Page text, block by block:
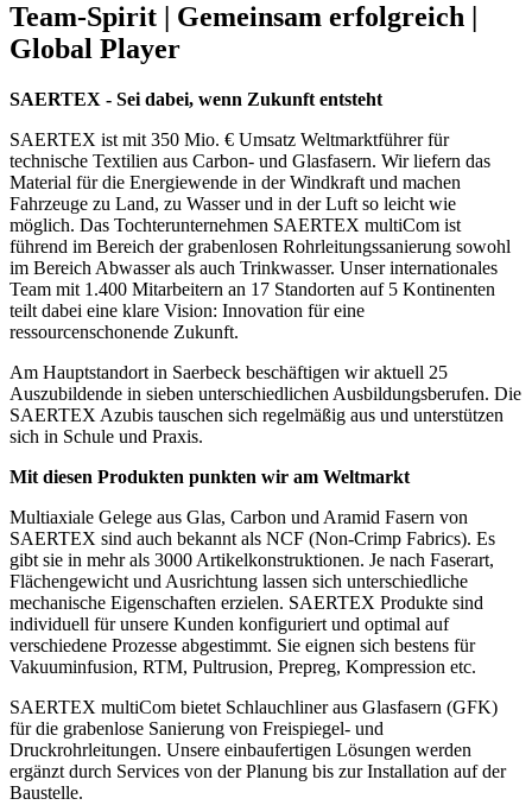
Team-Spirit | Gemeinsam erfolgreich |
Global Player
SAERTEX - Sei dabei, wenn Zukunft entsteht
SAERTEX ist mit 350 Mio. € Umsatz Weltmarktführer für
technische Textilien aus Carbon- und Glasfasern. Wir liefern das
Material für die Energiewende in der Windkraft und machen
Fahrzeuge zu Land, zu Wasser und in der Luft so leicht wie
möglich. Das Tochterunternehmen SAERTEX multiCom ist
führend im Bereich der grabenlosen Rohrleitungssanierung sowohl
im Bereich Abwasser als auch Trinkwasser. Unser internationales
Team mit 1.400 Mitarbeitern an 17 Standorten auf 5 Kontinenten
teilt dabei eine klare Vision: Innovation für eine
ressourcenschonende Zukunft.
Am Hauptstandort in Saerbeck beschäftigen wir aktuell 25
Auszubildende in sieben unterschiedlichen Ausbildungsberufen. Die
SAERTEX Azubis tauschen sich regelmäßig aus und unterstützen
sich in Schule und Praxis.
Mit diesen Produkten punkten wir am Weltmarkt
Multiaxiale Gelege aus Glas, Carbon und Aramid Fasern von
SAERTEX sind auch bekannt als NCF (Non-Crimp Fabrics). Es
gibt sie in mehr als 3000 Artikelkonstruktionen. Je nach Faserart,
Flächengewicht und Ausrichtung lassen sich unterschiedliche
mechanische Eigenschaften erzielen. SAERTEX Produkte sind
individuell für unsere Kunden konfiguriert und optimal auf
verschiedene Prozesse abgestimmt. Sie eignen sich bestens für
Vakuuminfusion, RTM, Pultrusion, Prepreg, Kompression etc.
SAERTEX multiCom bietet Schlauchliner aus Glasfasern (GFK)
für die grabenlose Sanierung von Freispiegel- und
Druckrohrleitungen. Unsere einbaufertigen Lösungen werden
ergänzt durch Services von der Planung bis zur Installation auf der
Baustelle.